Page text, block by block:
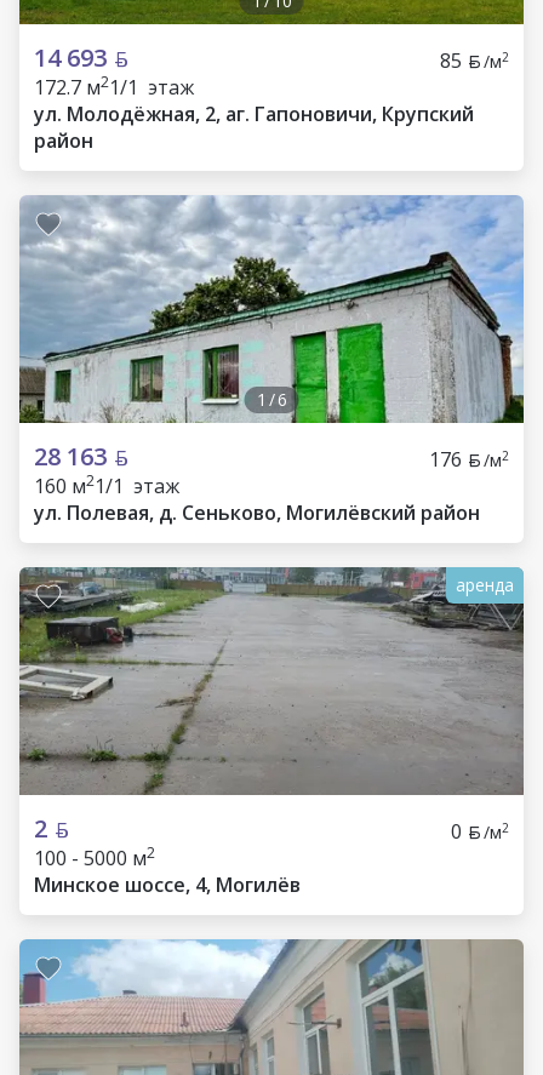
14 693 85 /м2
172.7 м21/1 этаж
ул. Молодёжная, 2, аг. Гапоновичи, Крупский
район
1 /6
28 163 176 /м2
160 м21/1 этаж
ул. Полевая, д. Сеньково, Могилёвский район
аренда
2 0 /м2
100 - 5000 м2
Минское шоссе, 4, Могилёв